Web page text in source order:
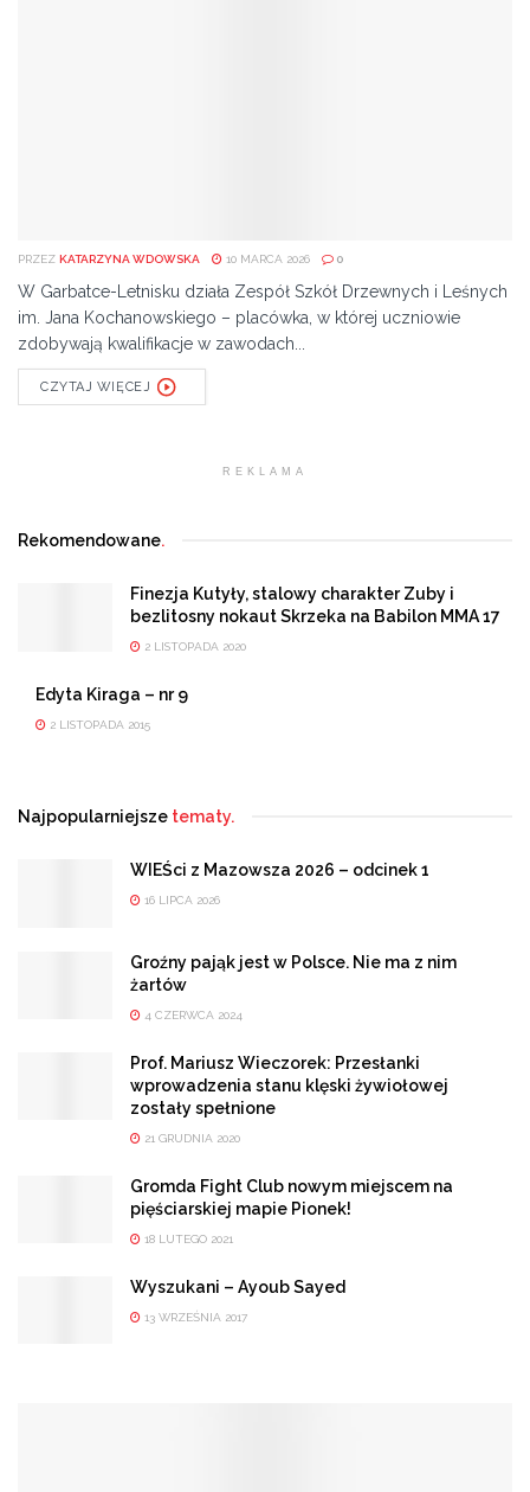
PRZEZ KATARZYNA WDOWSKA 10 MARCA 2026 0
W Garbatce-Letnisku działa Zespół Szkół Drzewnych i Leśnych
im. Jana Kochanowskiego – placówka, w której uczniowie
zdobywają kwalifikacje w zawodach...
CZYTAJ WIĘCEJ
REKLAMA
Rekomendowane.
Finezja Kutyły, stalowy charakter Zuby i
bezlitosny nokaut Skrzeka na Babilon MMA 17
2 LISTOPADA 2020
Edyta Kiraga – nr 9
2 LISTOPADA 2015
Najpopularniejsze tematy.
WIEŚci z Mazowsza 2026 – odcinek 1
16 LIPCA 2026
Groźny pająk jest w Polsce. Nie ma z nim
żartów
4 CZERWCA 2024
Prof. Mariusz Wieczorek: Przesłanki
wprowadzenia stanu klęski żywiołowej
zostały spełnione
21 GRUDNIA 2020
Gromda Fight Club nowym miejscem na
pięściarskiej mapie Pionek!
18 LUTEGO 2021
Wyszukani – Ayoub Sayed
13 WRZEŚNIA 2017